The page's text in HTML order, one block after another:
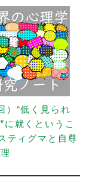
）“低く見られ
に就くというこ
ティグマと自尊